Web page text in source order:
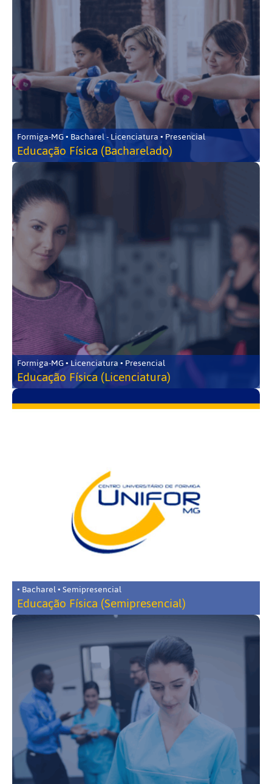
Formiga-MG • Bacharel - Licenciatura • Presencial
Educação Física (Bacharelado)
Formiga-MG • Licenciatura • Presencial
Educação Física (Licenciatura)
• Bacharel • Semipresencial
Educação Física (Semipresencial)